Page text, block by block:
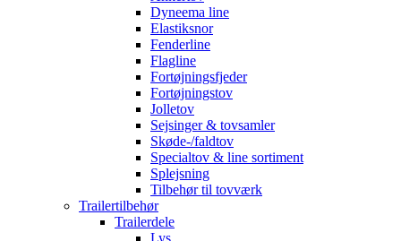
Dyneema line
Elastiksnor
Fenderline
Flagline
Fortøjningsfjeder
Fortøjningstov
Jolletov
Sejsinger & tovsamler
Skøde-/faldtov
Specialtov & line sortiment
Splejsning
Tilbehør til tovværk
Trailertilbehør
Trailerdele